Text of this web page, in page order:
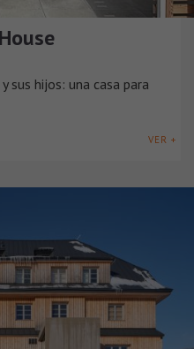
sus hijos: una casa para
VER +